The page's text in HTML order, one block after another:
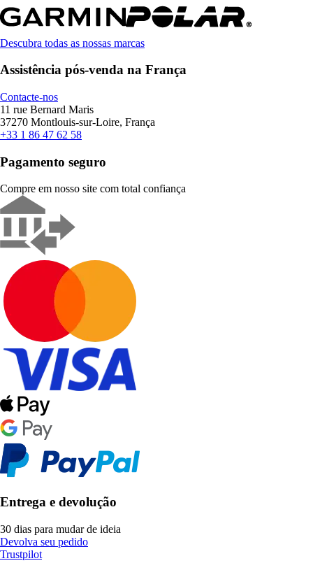
Descubra todas as nossas marcas
Assistência pós-venda na França
Contacte-nos
11 rue Bernard Maris
37270 Montlouis-sur-Loire, França
+33 1 86 47 62 58
Pagamento seguro
Compre em nosso site com total confiança
Entrega e devolução
30 dias para mudar de ideia
Devolva seu pedido
Trustpilot